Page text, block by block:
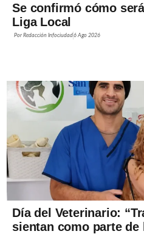
Se confirmó cómo
Liga Local
PorRedacción Infociudad6 Ago 2026
Día del Veterinario:
sientan como parte de